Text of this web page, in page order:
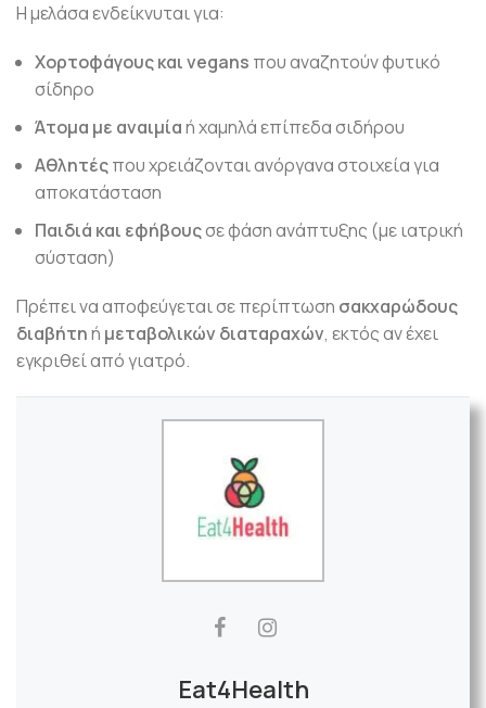
Η μελάσα ενδείκνυται για:
Χορτοφάγους και vegans που αναζητούν φυτικό
σίδηρο
Άτομα με αναιμίαή χαμηλά επίπεδα σιδήρου
Αθλητέςπου χρειάζονται ανόργανα στοιχεία για
αποκατάσταση
Παιδιά και εφήβουςσε φάση ανάπτυξης (με ιατρική
σύσταση)
Πρέπει να αποφεύγεται σε περίπτωση σακχαρώδους
διαβήτηή μεταβολικών διαταραχών, εκτός αν έχει
εγκριθεί από γιατρό.
Eat4Health